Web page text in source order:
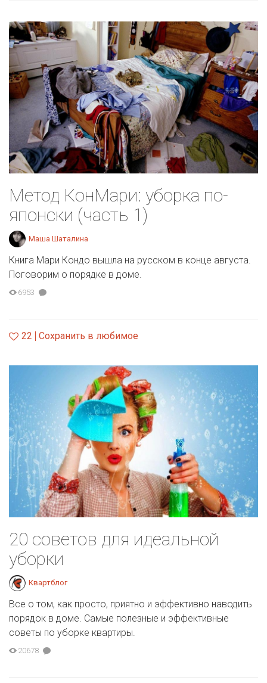
Метод КонМари: уборка по-
японски (часть 1)
Маша Шаталина
Книга Мари Кондо вышла на русском в конце августа.
Поговорим о порядке в доме.
6953
22 Сохранить в любимое
20 советов для идеальной
уборки
Квартблог
Все о том, как просто, приятно и эффективно наводить
порядок в доме. Самые полезные и эффективные
советы по уборке квартиры.
20678